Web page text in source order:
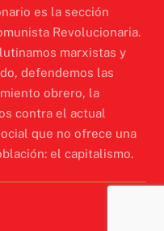
es la sección
Revolucionaria.
marxistas y
defendemos las
obrero, la
contra el actual
que no ofrece una
el capitalismo.